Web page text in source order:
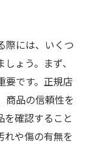
際には、いくつ
ょう。まず、
要です。正規店
商品の信頼性を
確認すること
れや傷の有無を